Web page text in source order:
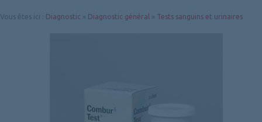
Vous êtes ici Diagnostic » Diagnostic général » Tests sanguins et urinaires